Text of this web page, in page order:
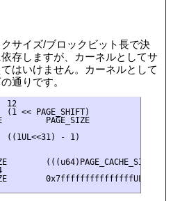
サイズ/ブロックビット長で決
存しますが、カーネルとしてサ
はいけません。カーネルとして
通りです。
12
<< PAGE_SHIFT)
PAGE_SIZE
((1UL<<31) - 1)
(((u64)PAGE_CACHE_SIZE <<
0x7fffffffffffffffUL